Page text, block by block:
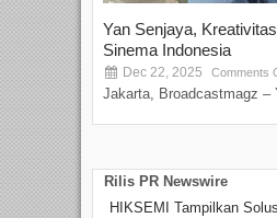
Yan Senjaya,
Sinema Indonesia
Dec 22, 2025 Comments
Jakarta, Broadcastmagz –
Rilis PR Newswire
HIKSEMI Tampilkan